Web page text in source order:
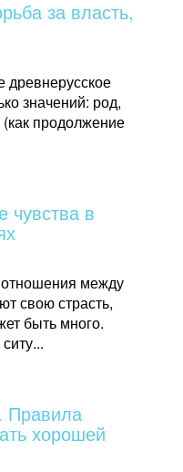
за власть,
древнерусское
значений: род,
продолжение
чувства в
между
свою страсть,
быть много.
Правила
хорошей